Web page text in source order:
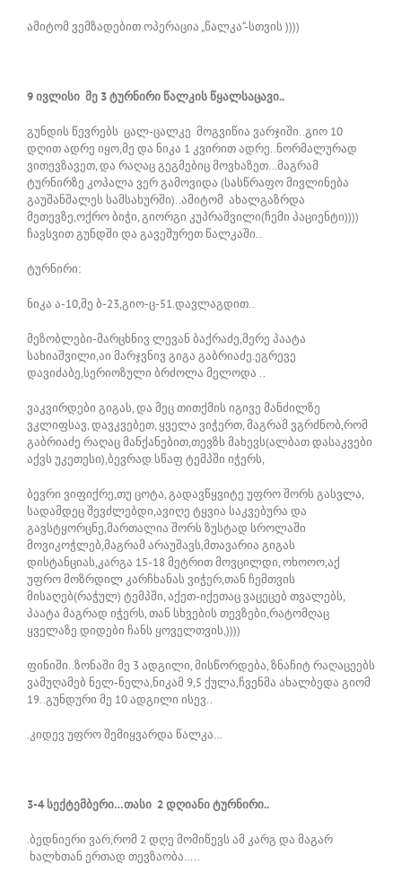
ამიტომ ვემზადებით ოპერაცია „წალკა“-სთვის ))))
9 ივლისი მე 3 ტურნირი წალკის წყალსაცავი..
გუნდის წევრებს ცალ-ცალკე მოგვიწია ვარჯიში..გიო 10
დღით ადრე იყო,მე და ნიკა 1 კვირით ადრე..ნორმალურად
ვითევზავეთ, და რაღაც გეგმებიც მოვხაზეთ…მაგრამ
ტურნირზე კოპალა ვერ გამოვიდა (სასწრაფო მივლინება
გაუშანშალეს სამსახურში)..ამიტომ ახალგაზრდა
მეთევზე,ოქრო ბიჭი, გიორგი კუპრაშვილი(ჩემი პაციენტი))))
ჩავსვით გუნდში და გავეშურეთ წალკაში..
ტურნირი:
ნიკა ა-10,მე ბ-23,გიო-ც-51.დავლაგდით..
მეზობლები-მარცხნივ ლევან ბაქრაძე,მერე პაატა
სახიაშვილი,აი მარჯვნივ გიგა გაბრიაძე.ეგრევე
დავიძაბე,სერიოზული ბრძოლა მელოდა ..
ვაკვირდები გიგას, და მეც თითქმის იგივე მანძილზე
ვკლიფსავ, დავკვებეთ, ყველა ვიჭერთ, მაგრამ ვგრძნობ,რომ
გაბრიაძე რაღაც მანქანებით,თევზს მახევს(ალბათ დასაკვები
აქვს უკეთესი),ბევრად სწაფ ტემპში იჭერს,
ბევრი ვიფიქრე,თუ ცოტა, გადავწყვიტე უფრო შორს გასვლა,
სადამდეც შევძლებდი,ავიღე ტყვია საკვებურა და
გავსტყორცნე,მართალია შორს ზუსტად სროლაში
მოვიკოჭლებ,მაგრამ არაუშავს,მთავარია გიგას
დისტანციას,კარგა 15-18 მეტრით მოვცილდი, ოხოოო,აქ
უფრო მოზრდილ კარჩხანას ვიჭერ,თან ჩემთვის
მისაღებ(რაჭულ) ტემპში, აქეთ-იქეთაც ვაცეცებ თვალებს,
პაატა მაგრად იჭერს, თან სხვების თევზები,რატომღაც
ყველაზე დიდები ჩანს ყოველთვის,))))
ფინიში..ზონაში მე 3 ადგილი, მისწორდება, ზნაჩიტ რაღაცეებს
ვამუღამებ ნელ-ნელა,ნიკამ 9,5 ქულა,ჩვენმა ახალბედა გიომ
19..გუნდური მე 10 ადგილი ისევ..
.კიდევ უფრო შემიყვარდა წალკა…
3-4 სექტემბერი…თასი 2 დღიანი ტურნირი..
.ბედნიერი ვარ,რომ 2 დღე მომიწევს ამ კარგ და მაგარ
ხალხთან ერთად თევზაობა…..